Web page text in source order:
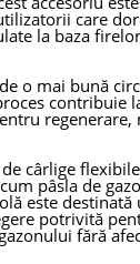
care
la baza
o mai bună
contribuie
regenerare,
cârlige
pâsla de
este
potrivită
fără